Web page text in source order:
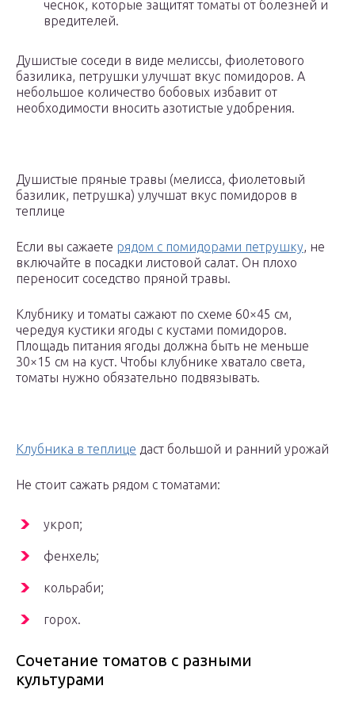
чеснок, которые защитят томаты от болезней и
вредителей.
Душистые соседи в виде мелиссы, фиолетового
базилика, петрушки улучшат вкус помидоров. А
небольшое количество бобовых избавит от
необходимости вносить азотистые удобрения.
Душистые пряные травы (мелисса, фиолетовый
базилик, петрушка) улучшат вкус помидоров в
теплице
Если вы сажаете рядом с помидорами петрушку, не
включайте в посадки листовой салат. Он плохо
переносит соседство пряной травы.
Клубнику и томаты сажают по схеме 60×45 см,
чередуя кустики ягоды с кустами помидоров.
Площадь питания ягоды должна быть не меньше
30×15 см на куст. Чтобы клубнике хватало света,
томаты нужно обязательно подвязывать.
Клубника в теплице даст большой и ранний урожай
Не стоит сажать рядом с томатами:
укроп;
фенхель;
кольраби;
горох.
Сочетание томатов с разными
культурами